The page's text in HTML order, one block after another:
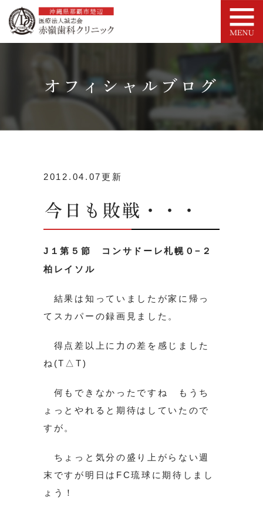
オフィシャルブログ
2012.04.07更新
今日も敗戦・・・
J１第５節 コンサドーレ札幌０−２
柏レイソル
結果は知っていましたが家に帰っ
てスカパーの録画見ました。
得点差以上に力の差を感じました
ね(T△T)
何もできなかったですね もうち
ょっとやれると期待はしていたので
すが。
ちょっと気分の盛り上がらない週
末ですが明日はFC琉球に期待しまし
ょう！